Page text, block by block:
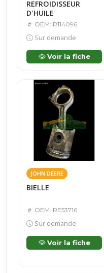
REFROIDISSEUR
D'HUILE
OEM: R114096
Sur demande
Voir la fiche
JOHN DEERE
BIELLE
OEM: RE53716
Sur demande
Voir la fiche